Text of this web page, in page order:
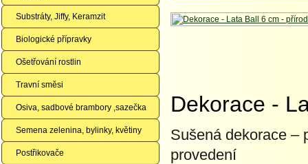
Substráty, Jiffy, Keramzit
Biologické přípravky
Ošetřování rostlin
Travní směsi
Osiva, sadbové brambory ,sazečka
Semena zelenina, bylinky, květiny
Postřikovače
Dekorace -
Sušená dekorace –
provedení